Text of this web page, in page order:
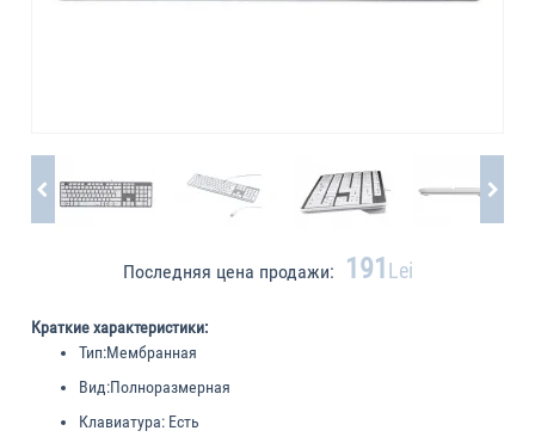
Последняя цена продажи: 191 Lei
Краткие характеристики:
Тип:Мембранная
Вид:Полноразмерная
Клавиатура: Есть